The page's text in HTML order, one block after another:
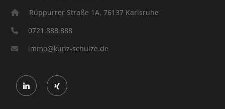
Rüppurrer Straße 1A, 76137 Karlsruhe
0721.888.888
immo@kunz-schulze.de